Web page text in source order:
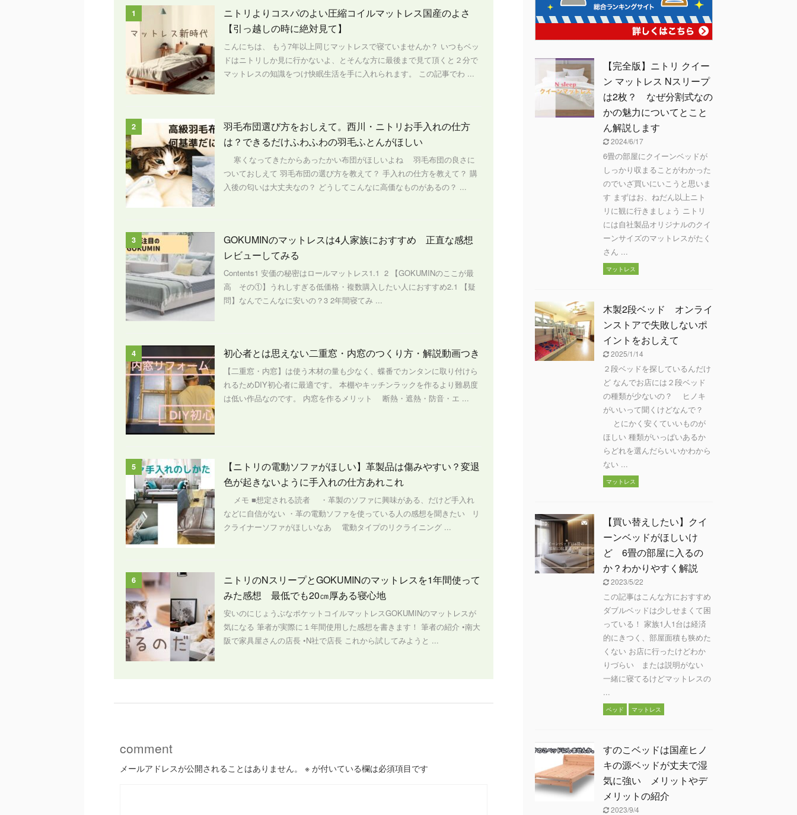
1
ニトリよりコスパのよい圧縮コイルマットレス国産のよさ
【引っ越しの時に絶対見て】
こんにちは、 もう7年以上同じマットレスで寝ていませんか？ いつもベッ
ドはニトリしか見に行かないよ、とそんな方に最後まで見て頂くと２分で
マットレスの知識をつけ快眠生活を手に入れられます。 この記事でわ ...
2
羽毛布団選び方をおしえて。西川・ニトリお手入れの仕方
は？できるだけふわふわの羽毛ふとんがほしい
寒くなってきたからあったかい布団がほしいよね 羽毛布団の良さに
ついておしえて 羽毛布団の選び方を教えて？ 手入れの仕方を教えて？ 購
入後の匂いは大丈夫なの？ どうしてこんなに高価なものがあるの？ ...
3
GOKUMINのマットレスは4人家族におすすめ 正直な感想
レビューしてみる
Contents1 安価の秘密はロールマットレス1.1 2 【GOKUMINのここが最
高 その①】うれしすぎる低価格・複数購入したい人におすすめ2.1 【疑
問】なんでこんなに安いの？3 2年間寝てみ ...
4 初心者とは思えない二重窓・内窓のつくり方・解説動画つき
【二重窓・内窓】は使う木材の量も少なく、蝶番でカンタンに取り付けら
れるためDIY初心者に最適です。 本棚やキッチンラックを作るより難易度
は低い作品なのです。 内窓を作るメリット 断熱・遮熱・防音・エ ...
5
【ニトリの電動ソファがほしい】革製品は傷みやすい？変退
色が起きないように手入れの仕方あれこれ
メモ ■想定される読者 ・革製のソファに興味がある、だけど手入れ
などに自信がない ・革の電動ソファを使っている人の感想を聞きたい リ
クライナーソファがほしいなあ 電動タイプのリクライニング ...
6
ニトリのNスリープとGOKUMINのマットレスを1年間使って
みた感想 最低でも20㎝厚ある寝心地
安いのにじょうぶなポケットコイルマットレスGOKUMINのマットレスが
気になる 筆者が実際に１年間使用した感想を書きます！ 筆者の紹介 •南大
阪で家具屋さんの店長 •N社で店長 これから試してみようと ...
comment
メールアドレスが公開されることはありません。 ※ が付いている欄は必須項目です
【完全版】ニトリ クイー
ン マットレス Nスリープ
は2枚？ なぜ分割式なの
かの魅力についてとこと
ん解説します
2024/6/17
6畳の部屋にクイーンベッドが
しっかり収まることがわかった
のでいざ買いにいこうと思いま
す まずはお、ねだん以上ニト
リに観に行きましょう ニトリ
には自社製品オリジナルのクイ
ーンサイズのマットレスがたく
さん ...
マットレス
木製2段ベッド オンライ
ンストアで失敗しないポ
イントをおしえて
2025/1/14
２段ベッドを探しているんだけ
ど なんでお店には２段ベッド
の種類が少ないの？ ヒノキ
がいいって聞くけどなんで？
とにかく安くていいものが
ほしい 種類がいっぱいあるか
らどれを選んだらいいかわから
ない ...
マットレス
【買い替えしたい】クイ
ーンベッドがほしいけ
ど 6畳の部屋に入るの
か？わかりやすく解説
2023/5/22
この記事はこんな方におすすめ
ダブルベッドは少しせまくて困
っている！ 家族1人1台は経済
的にきつく、部屋面積も狭めた
くない お店に行ったけどわか
りづらい または説明がない
一緒に寝てるけどマットレスの
...
ベッド マットレス
すのこベッドは国産ヒノ
キの源ベッドが丈夫で湿
気に強い メリットやデ
メリットの紹介
2023/9/4